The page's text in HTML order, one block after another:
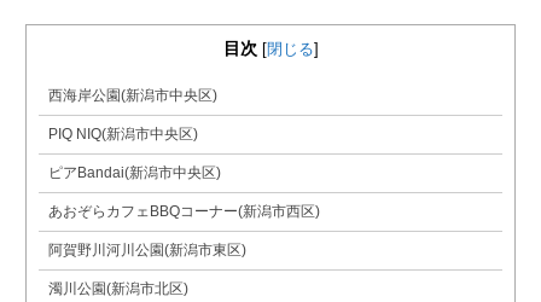
目次 [閉じる]
西海岸公園(新潟市中央区)
PIQ NIQ(新潟市中央区)
ピアBandai(新潟市中央区)
あおぞらカフェBBQコーナー(新潟市西区)
阿賀野川河川公園(新潟市東区)
濁川公園(新潟市北区)